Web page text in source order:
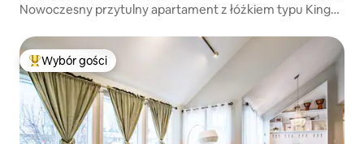
Nowoczesny przytulny apartament z łóżkiem typu King
Najpopularniejsze z kategorii Wybór gości
Wybór gości